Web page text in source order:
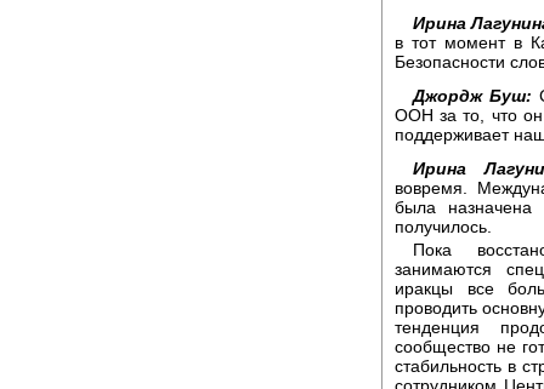
Ирина
в тот момент в
Безопасности
Джордж Буш:
ООН за то, что он
поддерживает
Ирина
вовремя.
была назначена
получилось.
Пока
занимаются
иракцы все
проводить
тенденция
сообщество не
стабильность в
сотрудником